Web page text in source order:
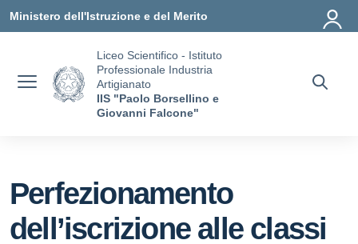
Ministero dell'Istruzione e del Merito
Liceo Scientifico - Istituto
Professionale Industria
Artigianato
IIS "Paolo Borsellino e
Giovanni Falcone"
Perfezionamento
dell’iscrizione alle classi